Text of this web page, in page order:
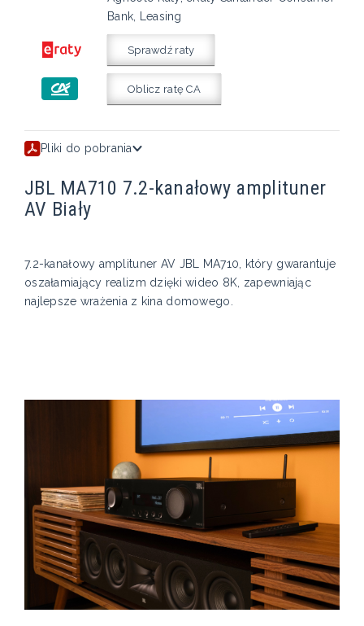
Bank, Leasing
Sprawdź raty
Oblicz ratę CA
Pliki do pobrania
JBL MA710 7.2-kanałowy amplituner
AV Biały
7.2-kanałowy amplituner AV JBL MA710, który gwarantuje
oszałamiający realizm dzięki wideo 8K, zapewniając
najlepsze wrażenia z kina domowego.